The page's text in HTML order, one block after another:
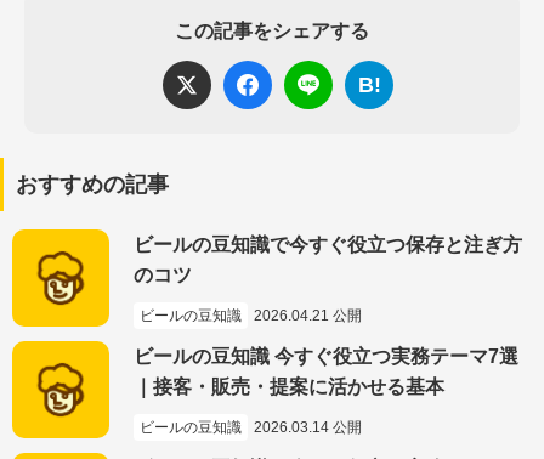
この記事をシェアする
B!
おすすめの記事
ビールの豆知識で今すぐ役立つ保存と注ぎ方
のコツ
ビールの豆知識 2026.04.21 公開
ビールの豆知識 今すぐ役立つ実務テーマ7選
｜接客・販売・提案に活かせる基本
ビールの豆知識 2026.03.14 公開